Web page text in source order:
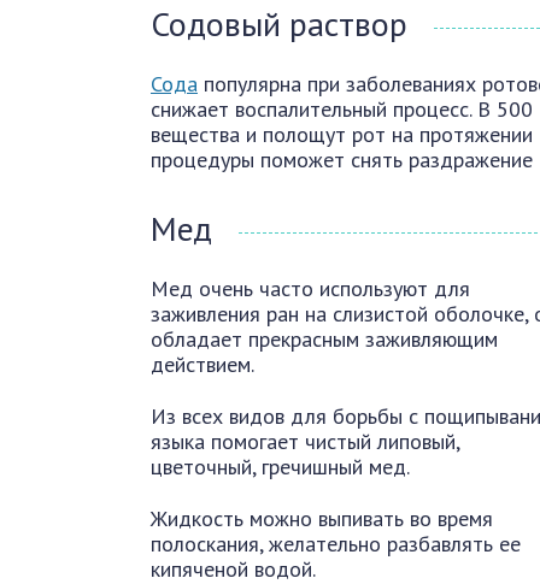
Содовый раствор
Сода популярна при заболеваниях
снижает воспалительный процесс. В
вещества и полощут рот на
процедуры поможет снять
Мед
Мед очень часто используют для
заживления ран на слизистой оболочке,
обладает прекрасным заживляющим
действием.
Из всех видов для борьбы с
языка помогает чистый липовый,
цветочный, гречишный мед.
Жидкость можно выпивать во время
полоскания, желательно разбавлять ее
кипяченой водой.